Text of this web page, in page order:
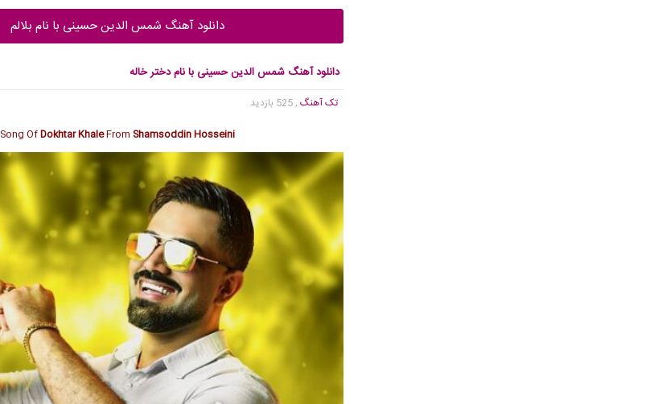
دانلود آهنگ شمس الدین حسینی با نام بلالم
دانلود آهنگ شمس الدین حسینی با نام دختر خاله
تک آهنگ, 525 بازدید
Song OfDokhtar KhaleFrom Shamsoddin Hosseini